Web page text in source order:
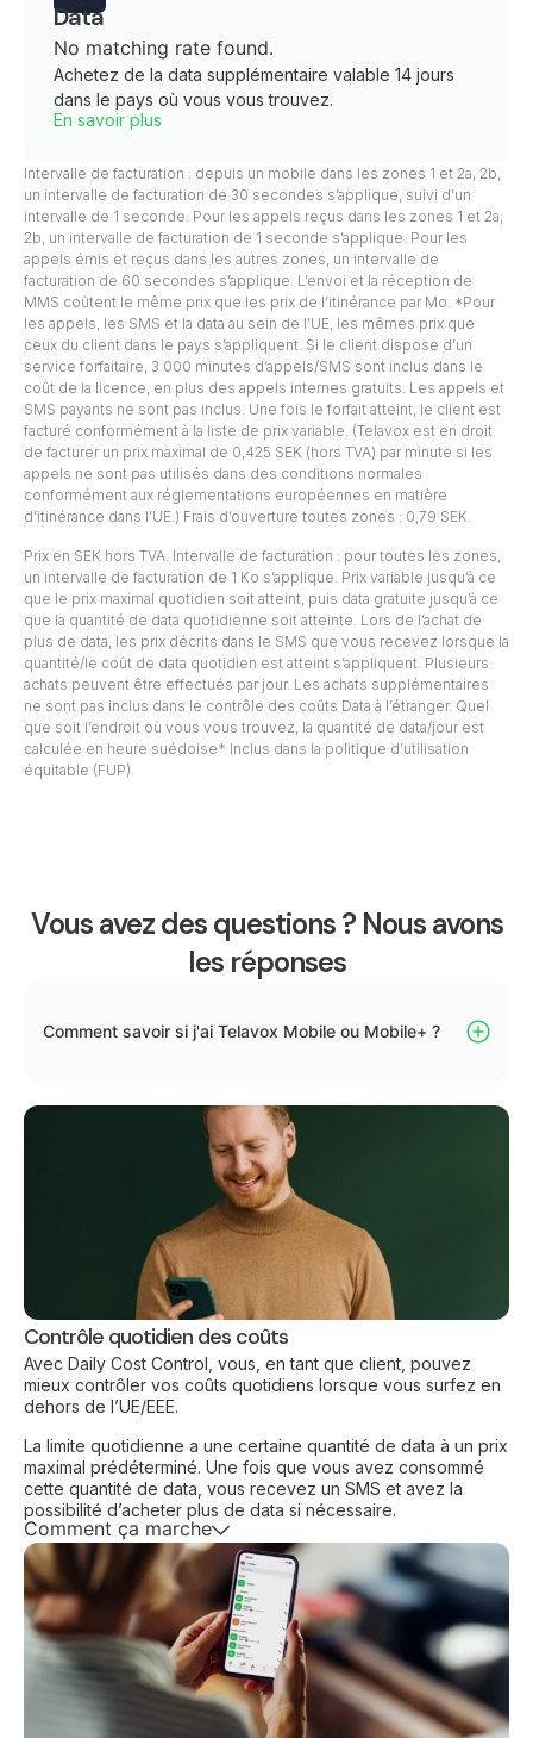
Data
No matching rate found.
Achetez de la data supplémentaire valable 14 jours
dans le pays où vous vous trouvez.
En savoir plus
Intervalle de facturation : depuis un mobile dans les zones 1 et 2a, 2b,
un intervalle de facturation de 30 secondes s’applique, suivi d’un
intervalle de 1 seconde. Pour les appels reçus dans les zones 1 et 2a,
2b, un intervalle de facturation de 1 seconde s’applique. Pour les
appels émis et reçus dans les autres zones, un intervalle de
facturation de 60 secondes s’applique. L’envoi et la réception de
MMS coûtent le même prix que les prix de l’itinérance par Mo. *Pour
les appels, les SMS et la data au sein de l’UE, les mêmes prix que
ceux du client dans le pays s’appliquent. Si le client dispose d’un
service forfaitaire, 3 000 minutes d’appels/SMS sont inclus dans le
coût de la licence, en plus des appels internes gratuits. Les appels et
SMS payants ne sont pas inclus. Une fois le forfait atteint, le client est
facturé conformément à la liste de prix variable. (Telavox est en droit
de facturer un prix maximal de 0,425 SEK (hors TVA) par minute si les
appels ne sont pas utilisés dans des conditions normales
conformément aux réglementations européennes en matière
d’itinérance dans l’UE.) Frais d’ouverture toutes zones : 0,79 SEK.
Prix en SEK hors TVA. Intervalle de facturation : pour toutes les zones,
un intervalle de facturation de 1 Ko s’applique. Prix variable jusqu’à ce
que le prix maximal quotidien soit atteint, puis data gratuite jusqu’à ce
que la quantité de data quotidienne soit atteinte. Lors de l’achat de
plus de data, les prix décrits dans le SMS que vous recevez lorsque la
quantité/le coût de data quotidien est atteint s’appliquent. Plusieurs
achats peuvent être effectués par jour. Les achats supplémentaires
ne sont pas inclus dans le contrôle des coûts Data à l’étranger. Quel
que soit l’endroit où vous vous trouvez, la quantité de data/jour est
calculée en heure suédoise* Inclus dans la politique d’utilisation
équitable (FUP).
Vous avez des questions ? Nous avons
les réponses
Comment savoir si j'ai Telavox Mobile ou Mobile+ ?
Contrôle quotidien des coûts
Avec Daily Cost Control, vous, en tant que client, pouvez
mieux contrôler vos coûts quotidiens lorsque vous surfez en
dehors de l’UE/EEE.
La limite quotidienne a une certaine quantité de data à un prix
maximal prédéterminé. Une fois que vous avez consommé
cette quantité de data, vous recevez un SMS et avez la
possibilité d’acheter plus de data si nécessaire.
Comment ça marche